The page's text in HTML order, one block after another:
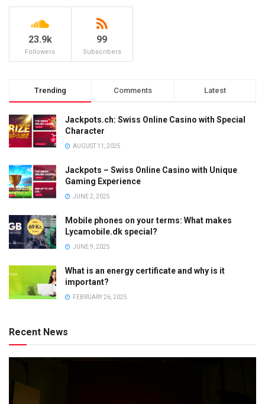
23.9k
Followers
99
Subscribers
Trending Comments Latest
Jackpots.ch: Swiss Online Casino with Special
Character
AUGUST 11, 2025
Jackpots – Swiss Online Casino with Unique
Gaming Experience
JUNE 2, 2025
Mobile phones on your terms: What makes
Lycamobile.dk special?
JUNE 9, 2025
What is an energy certificate and why is it
important?
FEBRUARY 26, 2025
Recent News